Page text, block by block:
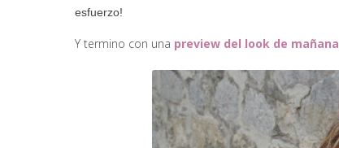
esfuerzo!
Y termino con una preview del look de mañana